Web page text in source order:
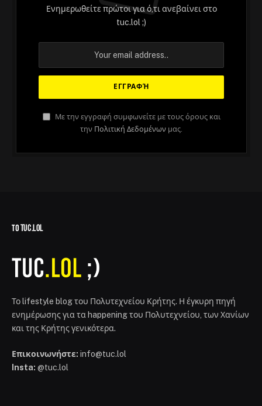
Ενημερωθείτε πρώτοι για ό,τι ανεβαίνει στο
tuc.lol ;)
Με την εγγραφή συμφωνείτε με τους όρους και
την Πολιτική Δεδομένων μας.
ΤΟ TUC.LOL
Το lifestyle blog του Πολυτεχνείου Κρήτης. Η έγκυρη πηγή
ενημέρωσης για τα happening του Πολυτεχνείου, των Χανίων
και της Κρήτης γενικότερα.
Επικοινωνήστε: info@tuc.lol
Insta: @tuc.lol